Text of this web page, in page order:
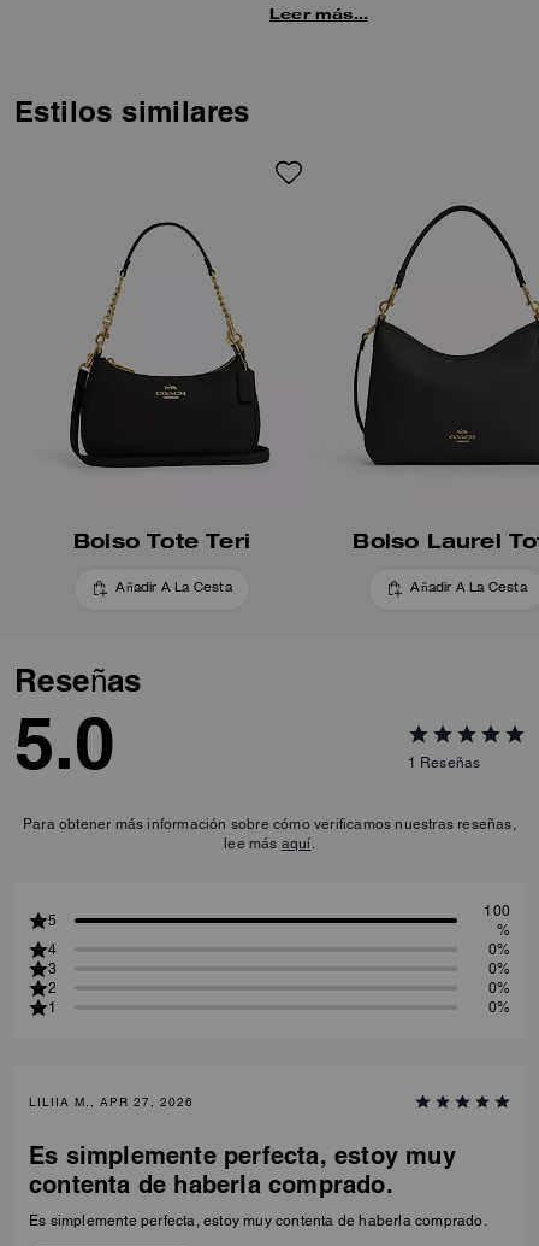
Confeccionado con piel suave,
desmontables permiten
Leer más…
Estilos similares
Bolso Tote Teri
Añadir A La Cesta
Bolso Laurel
Añadir A La Cesta
Reseñas
5.0 1 Reseñas
Para obtener más información sobre cómo verificamos nuestras reseñas,
lee más aquí
5
100
%
4
0%
3
0%
2
0%
1
0%
LILIIA M., APR 27, 2026
Es simplemente perfecta, estoy muy
contenta de haberla comprado.
Es simplemente perfecta, estoy muy contenta de haberla comprado.